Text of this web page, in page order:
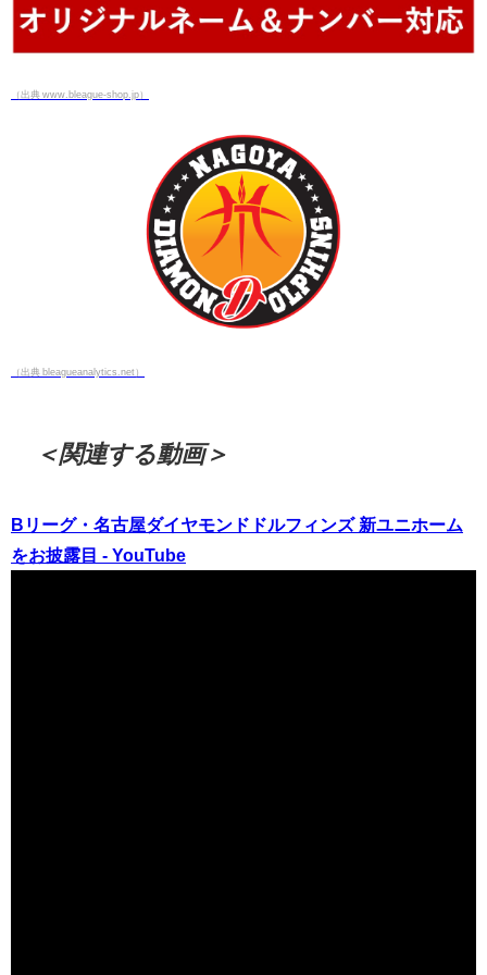
（出典 www.bleague-shop.jp）
（出典 bleagueanalytics.net）
＜関連する動画＞
Bリーグ・名古屋ダイヤモンドドルフィンズ 新ユニホーム
をお披露目 - YouTube